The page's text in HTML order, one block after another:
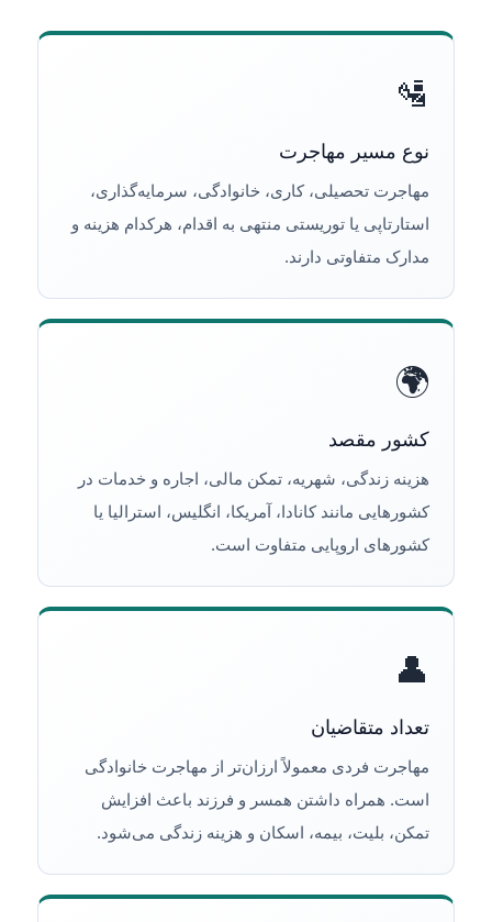
🛂
نوع مسیر مهاجرت
مهاجرت تحصیلی، کاری، خانوادگی، سرمایه‌گذاری،
استارتاپی یا توریستی منتهی به اقدام، هرکدام هزینه و
مدارک متفاوتی دارند.
🌍
کشور مقصد
هزینه زندگی، شهریه، تمکن مالی، اجاره و خدمات در
کشورهایی مانند کانادا، آمریکا، انگلیس، استرالیا یا
کشورهای اروپایی متفاوت است.
👤
تعداد متقاضیان
مهاجرت فردی معمولاً ارزان‌تر از مهاجرت خانوادگی
است. همراه داشتن همسر و فرزند باعث افزایش
تمکن، بلیت، بیمه، اسکان و هزینه زندگی می‌شود.